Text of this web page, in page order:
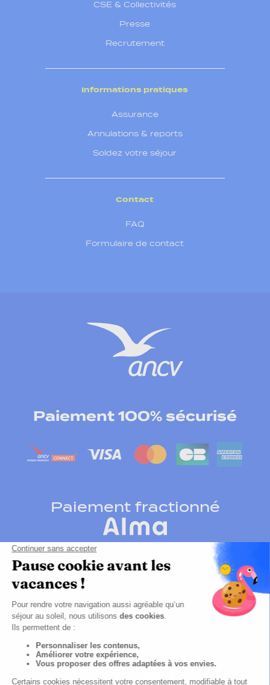
CSE & Collectivités
Presse
Recrutement
Informations pratiques
Assurance
Annulations & reports
Soldez votre séjour
Contact
FAQ
Formulaire de contact
Paiement 100% sécurisé
Paiement fractionné
Cliquez-ici pour modifier vos préférences en
matières de cookies
Politique de confidentialité